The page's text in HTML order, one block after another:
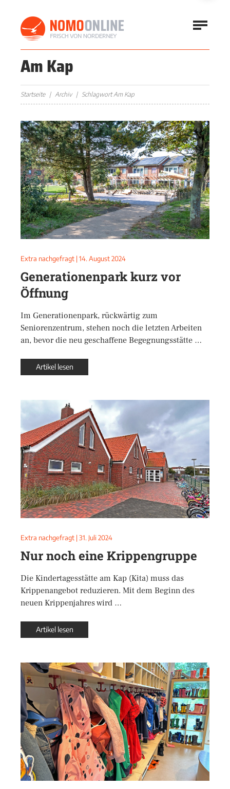
Am Kap
Startseite Archiv Schlagwort Am Kap
Extra nachgefragt | 14. August 2024
Generationenpark kurz vor
Öffnung
Im Generationenpark, rückwärtig zum
Seniorenzentrum, stehen noch die letzten Arbeiten
an, bevor die neu geschaffene Begegnungsstätte …
Artikel lesen
Extra nachgefragt | 31. Juli 2024
Nur noch eine Krippengruppe
Die Kindertagesstätte am Kap (Kita) muss das
Krippenangebot reduzieren. Mit dem Beginn des
neuen Krippenjahres wird …
Artikel lesen